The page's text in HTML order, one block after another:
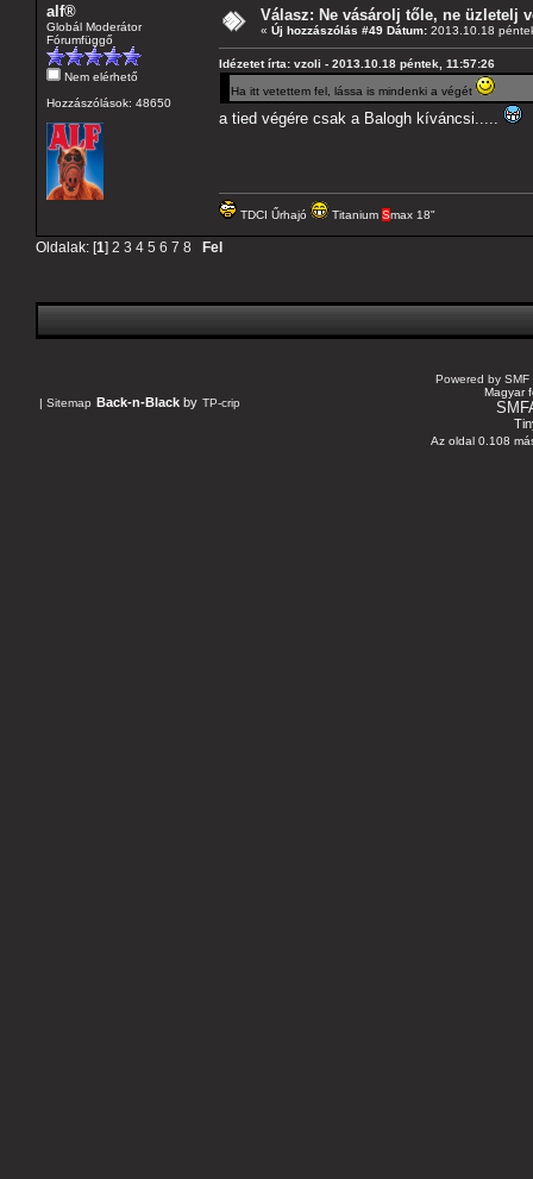
alf®
Globál Moderátor
Fórumfüggő
Nem elérhető
Hozzászólások: 48650
Válasz: Ne vásárolj tőle, ne üzletelj
« Új hozzászólás #49 Dátum: 2013.10.18
Idézetet írta: vzoli - 2013.10.18 péntek, 11:57:26
Ha itt vetettem fel, lássa is mindenki a végét
a tied végére csak a Balogh kíváncsi.....
TDCI Űrhajó Titanium Smax 18"
Oldalak: [1] 2 3 4 5 6 7 8 Fel
| Sitemap Back-n-Black by TP-crip
Powered by SMF
Magyar
Az oldal 0.108